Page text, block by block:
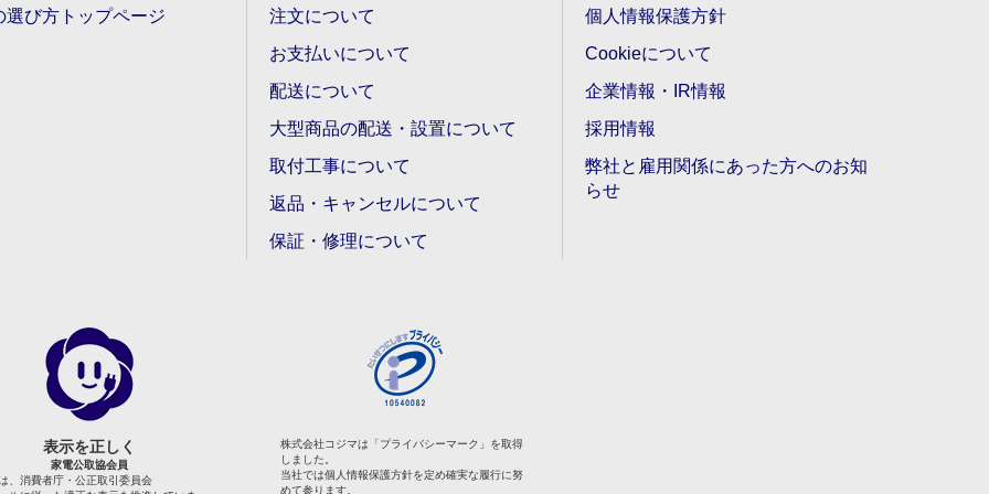
選び方トップページ
注文について
お支払いについて
配送について
大型商品の配送・設置について
取付工事について
返品・キャンセルについて
保証・修理について
個人情報保護方針
Cookieについて
企業情報・IR情報
採用情報
弊社と雇用関係にあった方へのお知
らせ
表示を正しく
家電公取協会員
、消費者庁・公正取引委員会
株式会社コジマは「プライバシーマーク」を取得
しました。
当社では個人情報保護方針を定め確実な履行に努
めて参ります。